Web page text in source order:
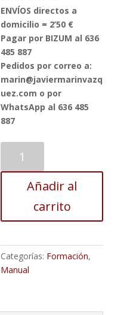
ENVÍOS directos a
domicilio = 2’50 €
Pagar por BIZUM al 636
485 887
Pedidos por correo a:
marin@javiermarinvazq
uez.com o por
WhatsApp al 636 485
887
Pedagógica
para
Formación
Política.
Añadir al
carrito
Categorías: Formación,
Manual